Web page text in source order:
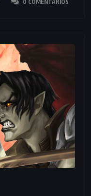
0 COMENTARIOS